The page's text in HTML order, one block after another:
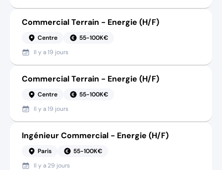
Commercial Terrain - Energie (H/F)
Centre
55-100K€
Il y a19 jours
Commercial Terrain - Energie (H/F)
Centre
55-100K€
Il y a19 jours
Ingénieur Commercial - Energie (H/F)
Paris
55-100K€
Il y a 29 jours